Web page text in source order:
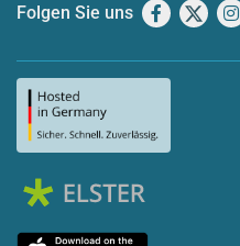
Folgen Sie uns Facebook
X